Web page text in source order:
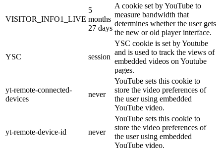
VISITOR_INFO1_LIVE
5
months
27 days
A cookie set by YouTube to
measure bandwidth that
determines whether the user gets
the new or old player interface.
YSC session
YSC cookie is set by Youtube
and is used to track the views of
embedded videos on Youtube
pages.
yt-remote-connected-
devices
never
YouTube sets this cookie to
store the video preferences of
the user using embedded
YouTube video.
yt-remote-device-id never
YouTube sets this cookie to
store the video preferences of
the user using embedded
YouTube video.